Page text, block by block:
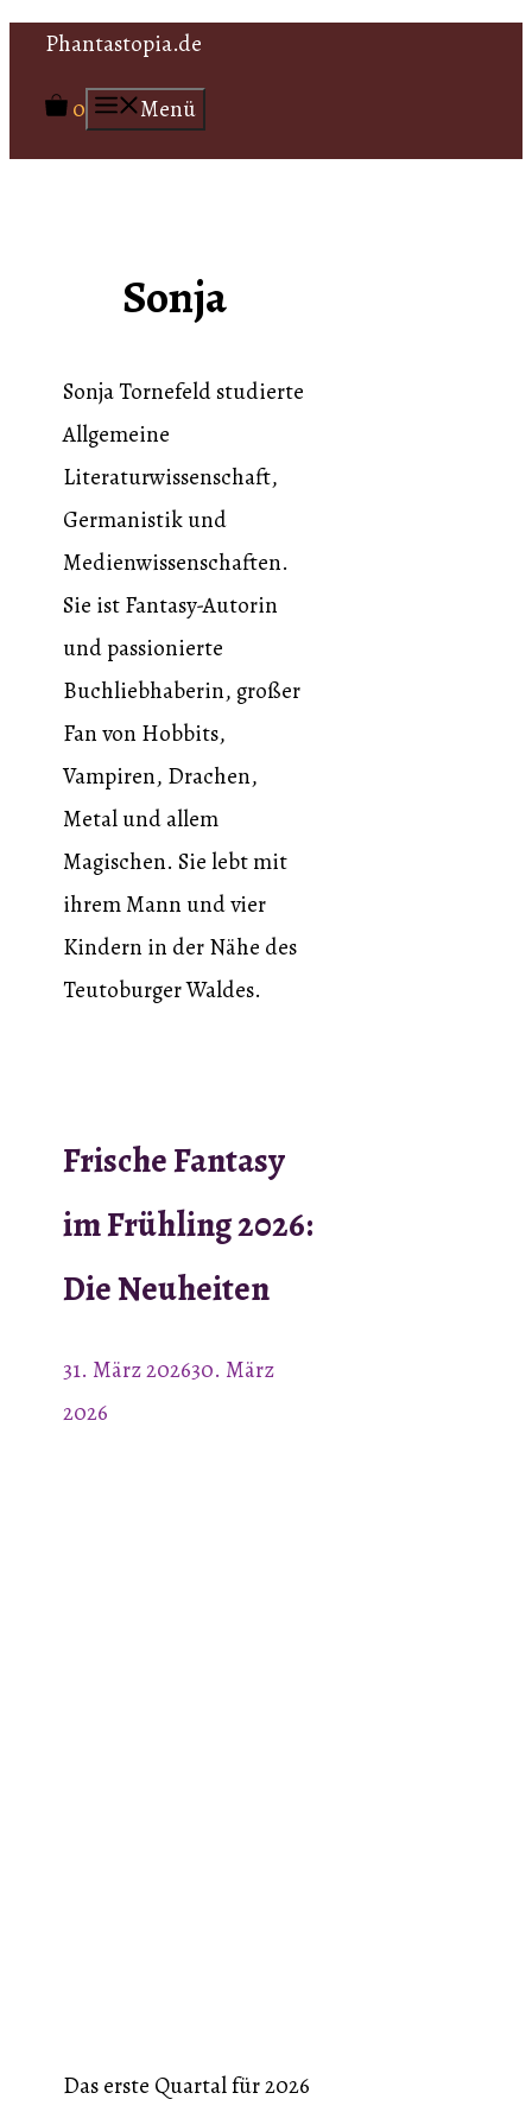
Zum
springen
Phantastopia.de
0 Menü
Sonja
Sonja Tornefeld studierte
Allgemeine
Literaturwissenschaft,
Germanistik und
Medienwissenschaften.
Sie ist Fantasy-Autorin
und passionierte
Buchliebhaberin, großer
Fan von Hobbits,
Vampiren, Drachen,
Metal und allem
Magischen. Sie lebt mit
ihrem Mann und vier
Kindern in der Nähe des
Teutoburger Waldes.
Frische Fantasy
im Frühling 2026:
Die Neuheiten
31. März 202630. März
2026
Das erste Quartal für 2026